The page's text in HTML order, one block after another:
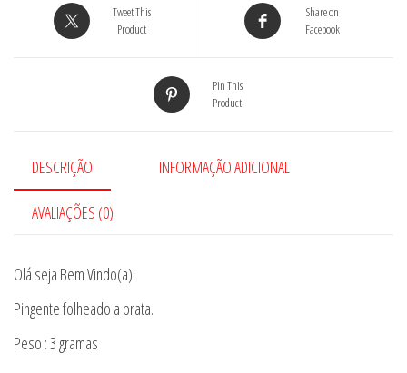
Tweet This
Product
Share on
Facebook
Pin This
Product
DESCRIÇÃO INFORMAÇÃO ADICIONAL
AVALIAÇÕES (0)
Olá seja Bem Vindo(a)!
Pingente folheado a prata.
Peso : 3 gramas